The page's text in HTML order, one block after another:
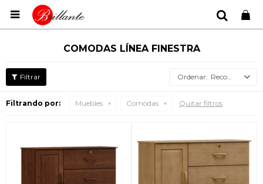

COMODAS LÍNEA FINESTRA
Recomendados
Filtrando por: Muebles Comodas Quitar filtros